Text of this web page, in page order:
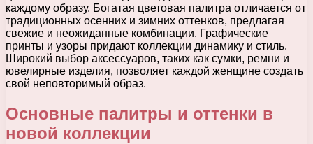
каждому образу. Богатая цветовая палитра отличается от
традиционных осенних и зимних оттенков, предлагая
свежие и неожиданные комбинации. Графические
принты и узоры придают коллекции динамику и стиль.
Широкий выбор аксессуаров, таких как сумки, ремни и
ювелирные изделия, позволяет каждой женщине создать
свой неповторимый образ.
Основные палитры и оттенки в
новой коллекции